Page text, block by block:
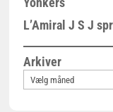
L’Amiral J S J
Arkiver